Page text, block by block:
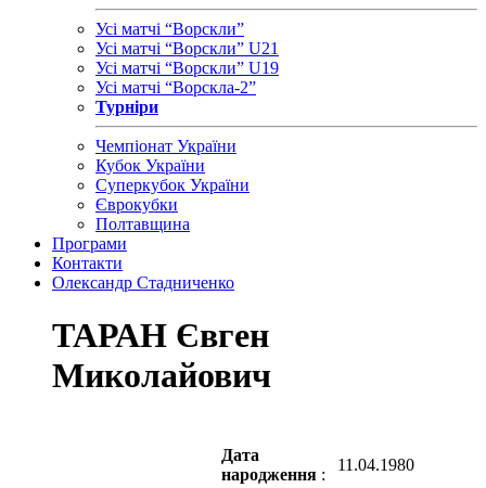
Усі матчі “Ворскли”
Усі матчі “Ворскли” U21
Усі матчі “Ворскли” U19
Усі матчі “Ворскла-2”
Турніри
Чемпіонат України
Кубок України
Суперкубок України
Єврокубки
Полтавщина
Програми
Контакти
Олександр Стадниченко
ТАРАН Євген
Миколайович
Дата
народження :
11.04.1980